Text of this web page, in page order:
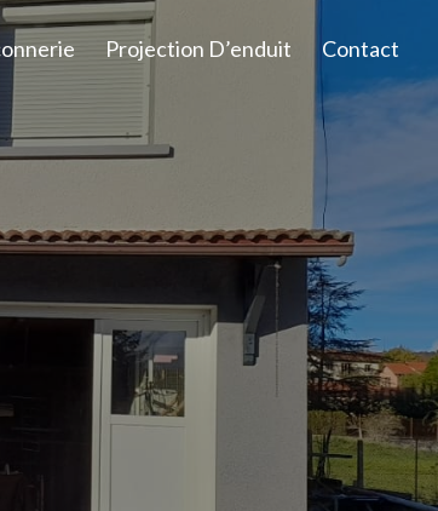
Projection D’enduit Contact